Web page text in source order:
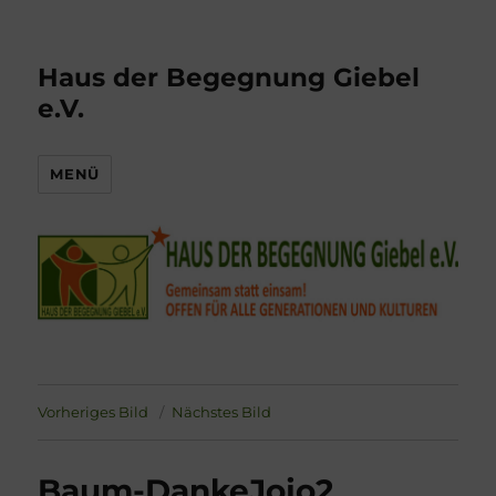
Haus der Begegnung Giebel
e.V.
MENÜ
Vorheriges Bild Nächstes Bild